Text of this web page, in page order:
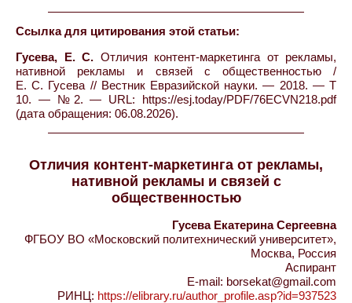
Ссылка для цитирования этой статьи:
Гусева, Е. С. Отличия контент-маркетинга от рекламы,
нативной рекламы и связей с общественностью /
Е. С. Гусева // Вестник Евразийской науки. — 2018. — Т
10. — №2. — URL: https://esj.today/PDF/76ECVN218.pdf
(дата обращения: 06.08.2026).
Отличия контент-маркетинга от рекламы,
нативной рекламы и связей с
общественностью
Гусева Екатерина Сергеевна
ФГБОУ ВО «Московский политехнический университет»,
Москва, Россия
Аспирант
E-mail: borsekat@gmail.com
РИНЦ: https://elibrary.ru/author_profile.asp?id=937523